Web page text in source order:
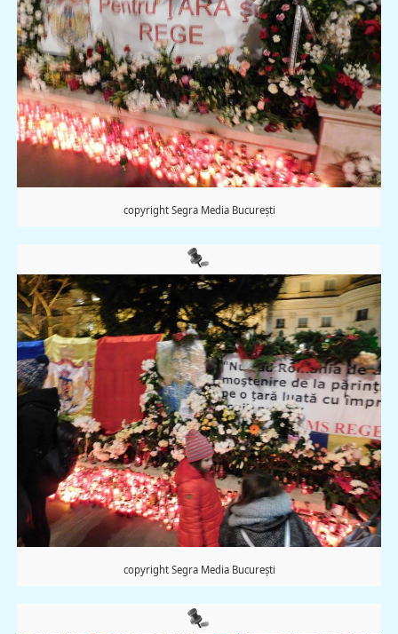
copyright Segra Media București
copyright Segra Media București